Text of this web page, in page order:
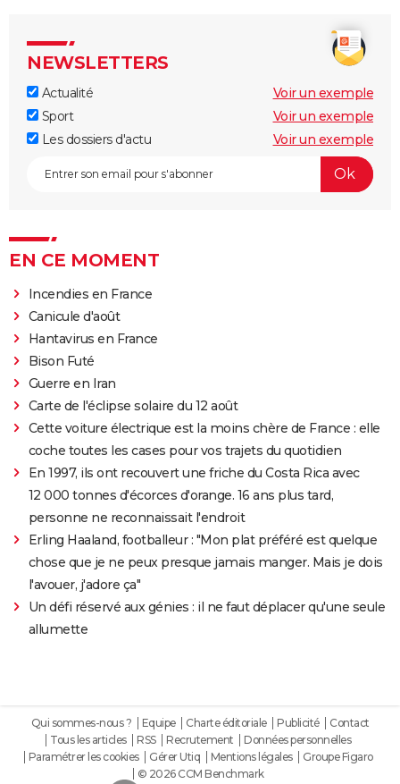
NEWSLETTERS
Actualité
Voir un exemple
Sport
Voir un exemple
Les dossiers d'actu
Voir un exemple
EN CE MOMENT
Incendies en France
Canicule d'août
Hantavirus en France
Bison Futé
Guerre en Iran
Carte de l'éclipse solaire du 12 août
Cette voiture électrique est la moins chère de France : elle
coche toutes les cases pour vos trajets du quotidien
En 1997, ils ont recouvert une friche du Costa Rica avec
12 000 tonnes d'écorces d'orange. 16 ans plus tard,
personne ne reconnaissait l'endroit
Erling Haaland, footballeur : "Mon plat préféré est quelque
chose que je ne peux presque jamais manger. Mais je dois
l'avouer, j'adore ça"
Un défi réservé aux génies : il ne faut déplacer qu'une seule
allumette
Qui sommes-nous ? Equipe Charte éditoriale Publicité
Contact
Tous les articles
RSS Recrutement
Données personnelles
Paramétrer les cookies
Gérer Utiq Mentions légales
Groupe Figaro
© 2026 CCM Benchmark